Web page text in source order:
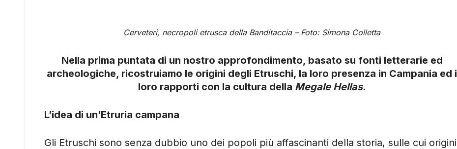
Cerveteri, necropoli etrusca della Banditaccia – Foto: Simona Colletta
Nella prima puntata di un nostro approfondimento, basato su fonti letterarie ed
archeologiche, ricostruiamo le origini degli Etruschi, la loro presenza in Campania ed i
loro rapporti con la cultura della Megale Hellas.
L’idea di un’Etruria campana
Gli Etruschi sono senza dubbio uno dei popoli più affascinanti della storia, sulle cui origini